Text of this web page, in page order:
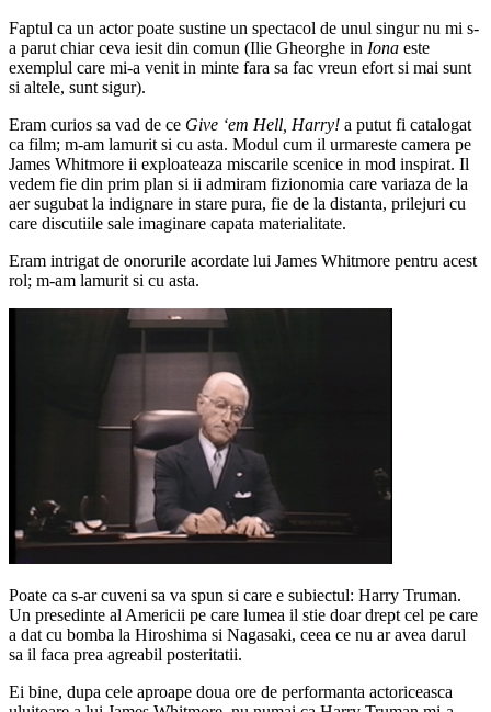
Faptul ca un actor poate sustine un spectacol de unul singur nu mi s-
a parut chiar ceva iesit din comun (Ilie Gheorghe in Iona este
exemplul care mi-a venit in minte fara sa fac vreun efort si mai sunt
si altele, sunt sigur).
Eram curios sa vad de ce Give ‘em Hell, Harry! a putut fi catalogat
ca film; m-am lamurit si cu asta. Modul cum il urmareste camera pe
James Whitmore ii exploateaza miscarile scenice in mod inspirat. Il
vedem fie din prim plan si ii admiram fizionomia care variaza de la
aer sugubat la indignare in stare pura, fie de la distanta, prilejuri cu
care discutiile sale imaginare capata materialitate.
Eram intrigat de onorurile acordate lui James Whitmore pentru acest
rol; m-am lamurit si cu asta.
Poate ca s-ar cuveni sa va spun si care e subiectul: Harry Truman.
Un presedinte al Americii pe care lumea il stie doar drept cel pe care
a dat cu bomba la Hiroshima si Nagasaki, ceea ce nu ar avea darul
sa il faca prea agreabil posteritatii.
Ei bine, dupa cele aproape doua ore de performanta actoriceasca